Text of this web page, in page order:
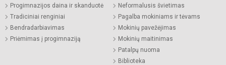
Progimnazijos daina ir skanduotė
Tradiciniai renginiai
Bendradarbiavimas
Priėmimas į progimnaziją
Neformalusis švietimas
Pagalba mokiniams ir tėvams
Mokinių pavežėjimas
Mokinių maitinimas
Patalpų nuoma
Biblioteka